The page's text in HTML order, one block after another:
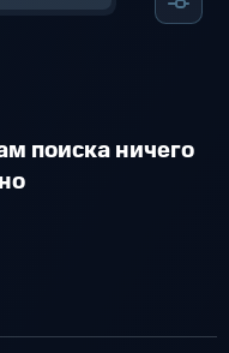
поиска ничего